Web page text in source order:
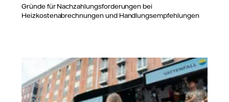
Gründe für Nachzahlungsforderungen bei
Heizkostenabrechnungen und Handlungsempfehlungen